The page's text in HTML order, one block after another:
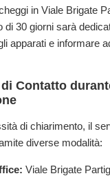
in Viale Brigate
di 30 giorni sarà
apparati e informare
Contatto
di chiarimento, il
diverse modalità:
Viale Brigate